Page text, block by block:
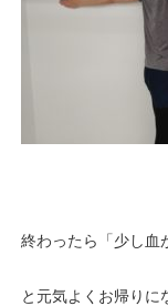
終わったら「少し血
と元気よくお帰りに